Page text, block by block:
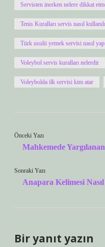
Servisten inerken nelere dikkat
Tenis Kuralları servis nasıl
Türk usulü yemek servisi nasıl
Voleybol servis kuralları nelerdir
Voleybolda ilk servisi kim atar
Önceki Yazı
Mahkemede
Sonraki Yazı
Anapara Kelimesi Nasıl
Bir yanıt yazın